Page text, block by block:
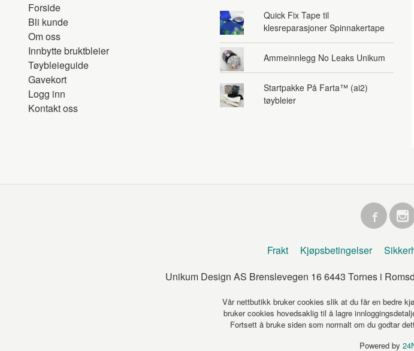
Forside
Bli kunde
Om oss
Innbytte bruktbleier
Tøybleieguide
Gavekort
Logg inn
Kontakt oss
Quick Fix Tape til
klesreparasjoner Spinnakertape
Ammeinnlegg No Leaks Unikum
Startpakke På Farta™ (ai2)
tøybleier
Frakt Kjøpsbetingelser
Unikum Design AS Brenslevegen 16 6443 Tornes i
Vår nettbutikk bruker cookies slik at du får en bedre
bruker cookies hovedsaklig til å lagre
Fortsett å bruke siden som normalt om du godtar
Powered by